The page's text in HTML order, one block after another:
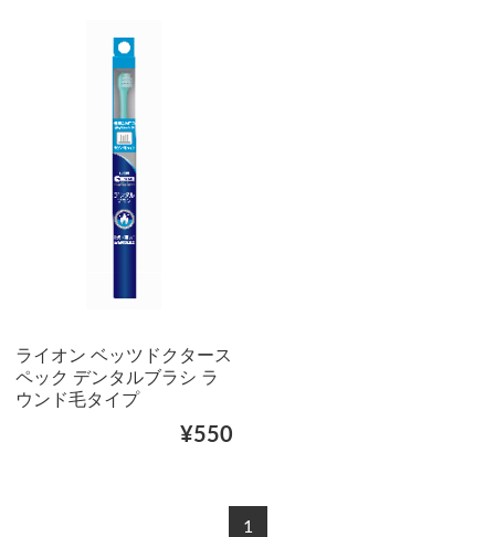
ライオン ベッツドクタース
ペック デンタルブラシ ラ
ウンド毛タイプ
¥550
1